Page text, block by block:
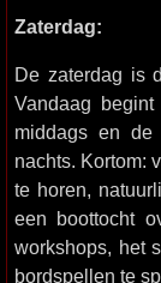
Zaterdag:
De zaterdag is
Vandaag
middags en
nachts. Kortom:
te horen,
een boottocht
workshops, het
bordspellen te